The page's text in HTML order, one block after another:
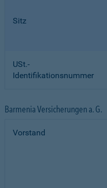
Sitz
USt.-
Identifikationsnummer
Barmenia Versicherungen a. G.
Vorstand